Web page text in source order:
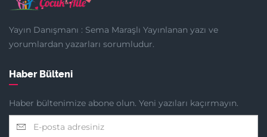
Yayın Danışmanı : Sema Maraşlı Yayınlanan yazı ve
yorumlardan yazarları sorumludur.
Haber Bülteni
Haber bültenimize abone olun. Yeni yazıları kaçırmayın.